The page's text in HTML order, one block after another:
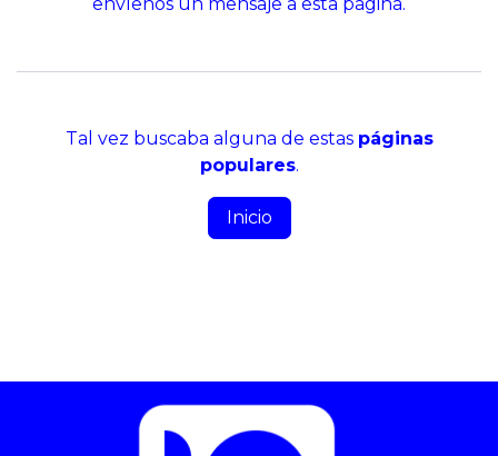
Tal vez buscaba alguna de estas páginas
populares.
Inicio